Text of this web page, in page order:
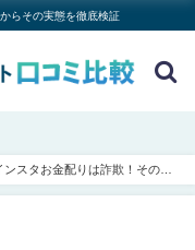
らその実態を徹底検証
スタお金配りは詐欺！その悪